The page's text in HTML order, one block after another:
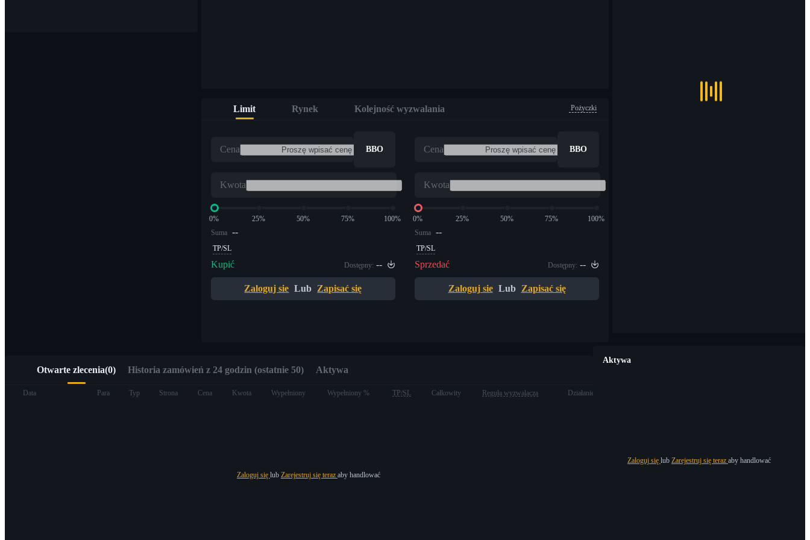
Kontrakty terminowe
Limit Rynek Kolejność wyzwalania Pożyczki
Cena BBO
Kwota
0% 25% 50% 75%
100%
Suma --
TP/SL
Kupić Dostępny: --
Zaloguj sie Lub Zapisać się
Cena BBO
Kwota
0% 25% 50% 75%
100%
Suma --
TP/SL
Sprzedać Dostępny: --
Zaloguj sie Lub Zapisać się
Otwarte zlecenia(0) Historia zamówień z 24 godzin (ostatnie 50) Aktywa
Data Para Typ Strona Cena Kwota Wypełniony Wypełniony % TP/SL Całkowity Reguła wyzwalacza Działanie
Zaloguj się lub Zarejestruj się teraz aby handlować
Aktywa
Zaloguj się lub Zarejestruj się teraz aby handlować